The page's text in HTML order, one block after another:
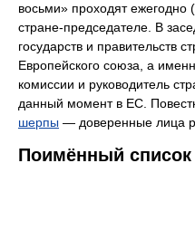
восьми» проходят
стране-председателе. В
государств и правительств
Европейского союза, а
комиссии и руководитель
данный момент в ЕС.
шерпы — доверенные лица
Поимённый список